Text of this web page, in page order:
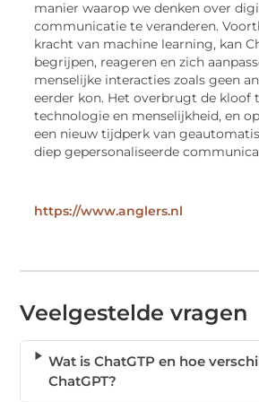
manier waarop we denken over
communicatie te veranderen.
kracht van machine learning, kan
begrijpen, reageren en zich
menselijke interacties zoals geen
eerder kon. Het overbrugt de kloof
technologie en menselijkheid, en
een nieuw tijdperk van
diep gepersonaliseerde
https://www.anglers.nl
Veelgestelde vragen
Wat is ChatGTP en hoe
ChatGPT?